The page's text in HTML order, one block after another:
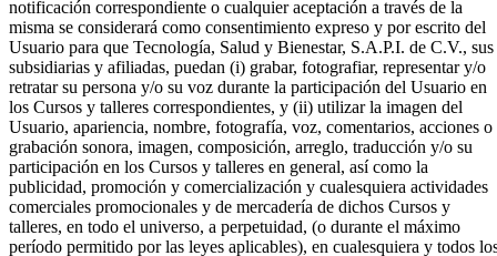
notificación correspondiente o cualquier aceptación a través de la
misma se considerará como consentimiento expreso y por escrito del
Usuario para que Tecnología, Salud y Bienestar, S.A.P.I. de C.V., sus
subsidiarias y afiliadas, puedan (i) grabar, fotografiar, representar y/o
retratar su persona y/o su voz durante la participación del Usuario en
los Cursos y talleres correspondientes, y (ii) utilizar la imagen del
Usuario, apariencia, nombre, fotografía, voz, comentarios, acciones o
grabación sonora, imagen, composición, arreglo, traducción y/o su
participación en los Cursos y talleres en general, así como la
publicidad, promoción y comercialización y cualesquiera actividades
comerciales promocionales y de mercadería de dichos Cursos y
talleres, en todo el universo, a perpetuidad, (o durante el máximo
período permitido por las leyes aplicables), en cualesquiera y todos